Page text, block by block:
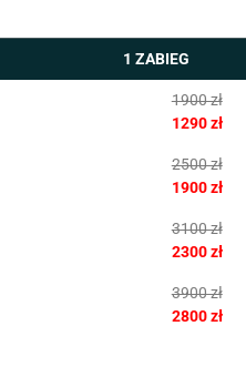
1 ZABIEG
1900 zł
1290 zł
2500 zł
1900 zł
3100 zł
2300 zł
3900 zł
2800 zł